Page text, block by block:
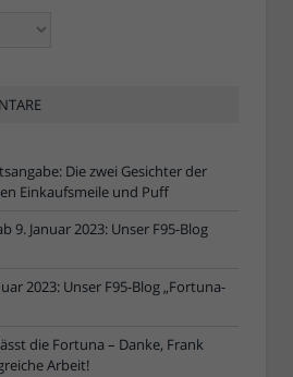
Die zwei Gesichter der
Einkaufsmeile und Puff
9. Januar 2023: Unser F95-Blog
2023: Unser F95-Blog „Fortuna-
die Fortuna – Danke, Frank
Arbeit!